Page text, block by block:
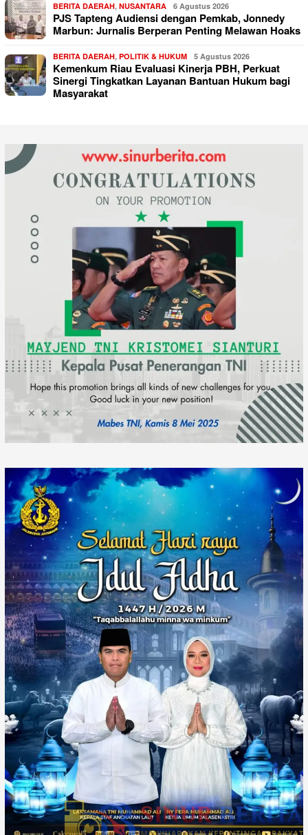
BERITA DAERAH, NUSANTARA 6 Agustus 2026
PJS Tapteng Audiensi dengan Pemkab, Jonnedy
Marbun: Jurnalis Berperan Penting Melawan Hoaks
BERITA DAERAH, POLITIK & HUKUM 5 Agustus 2026
Kemenkum Riau Evaluasi Kinerja PBH, Perkuat
Sinergi Tingkatkan Layanan Bantuan Hukum bagi
Masyarakat